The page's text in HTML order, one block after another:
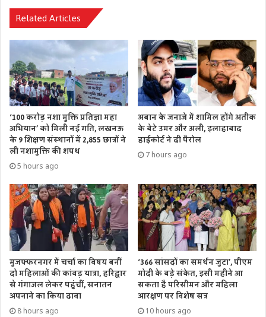
Related Articles
‘100 करोड़ नशा मुक्ति प्रतिज्ञा महा
अभियान’ को मिली नई गति, लखनऊ
के 9 शिक्षण संस्थानों में 2,855 छात्रों ने
ली नशामुक्ति की शपथ
5 hours ago
अबान के जनाजे में शामिल होंगे अतीक
के बेटे उमर और अली, इलाहाबाद
हाईकोर्ट ने दी पैरोल
7 hours ago
मुजफ्फरनगर में चर्चा का विषय बनीं
दो महिलाओं की कांवड़ यात्रा, हरिद्वार
से गंगाजल लेकर पहुंचीं, सनातन
अपनाने का किया दावा
8 hours ago
‘366 सांसदों का समर्थन जुटा’, पीएम
मोदी के बड़े संकेत, इसी महीने आ
सकता है परिसीमन और महिला
आरक्षण पर विशेष सत्र
10 hours ago